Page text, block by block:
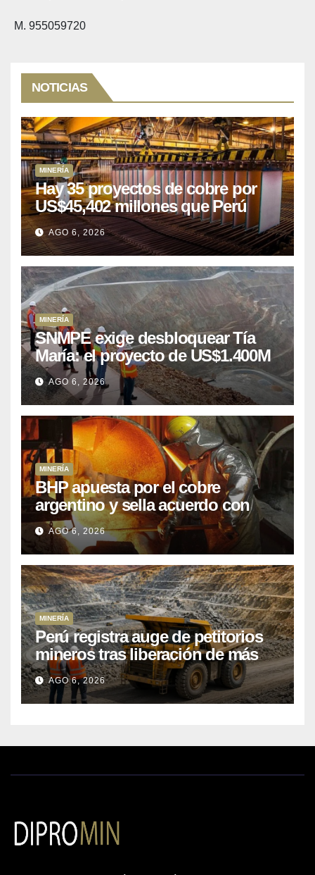
M. 955059720
NOTICIAS
MINERÍA
Hay 35 proyectos de cobre por
US$45,402 millones que Perú
puede aprovechar
AGO 6, 2026
MINERÍA
SNMPE exige desbloquear Tía
María: el proyecto de US$1.400M
que Perú lleva 15 años
posponiendo
AGO 6, 2026
MINERÍA
BHP apuesta por el cobre
argentino y sella acuerdo con
Kobrea para siete proyecto
AGO 6, 2026
MINERÍA
Perú registra auge de petitorios
mineros tras liberación de más
de mil concesiones para explorar
cobre y oro
AGO 6, 2026